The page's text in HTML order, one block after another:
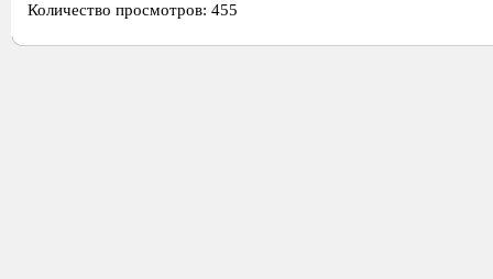
Количество просмотров: 455